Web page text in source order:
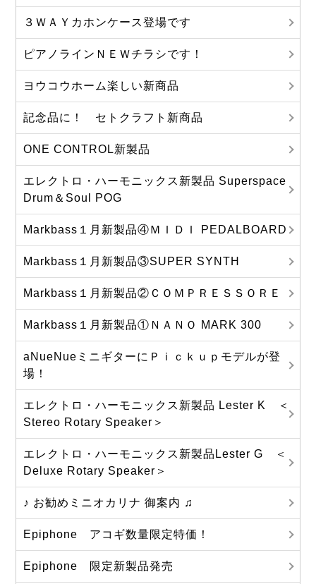
３ＷＡＹカホンケース登場です
ピアノラインＮＥＷチラシです！
ヨウコウホーム楽しい新商品
記念品に！ セトクラフト新商品
ONE CONTROL新製品
エレクトロ・ハーモニックス新製品 Superspace
Drum＆Soul POG
Markbass１月新製品④ＭＩＤＩ PEDALBOARD
Markbass１月新製品③SUPER SYNTH
Markbass１月新製品②ＣＯＭＰＲＥＳＳＯＲＥ
Markbass１月新製品①ＮＡＮＯ MARK 300
aNueNueミニギターにＰｉｃｋｕｐモデルが登
場！
エレクトロ・ハーモニックス新製品 Lester K ＜
Stereo Rotary Speaker＞
エレクトロ・ハーモニックス新製品Lester G ＜
Deluxe Rotary Speaker＞
♪ お勧めミニオカリナ 御案内 ♫
Epiphone アコギ数量限定特価！
Epiphone 限定新製品発売